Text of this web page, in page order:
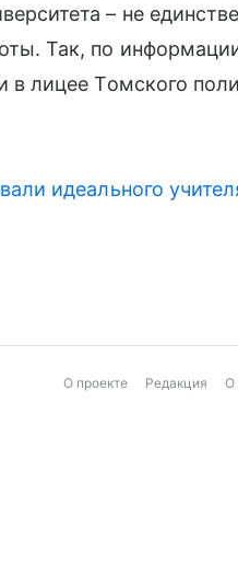
– не
Так, по
в лицее Томского
идеального
О проекте Редакция О